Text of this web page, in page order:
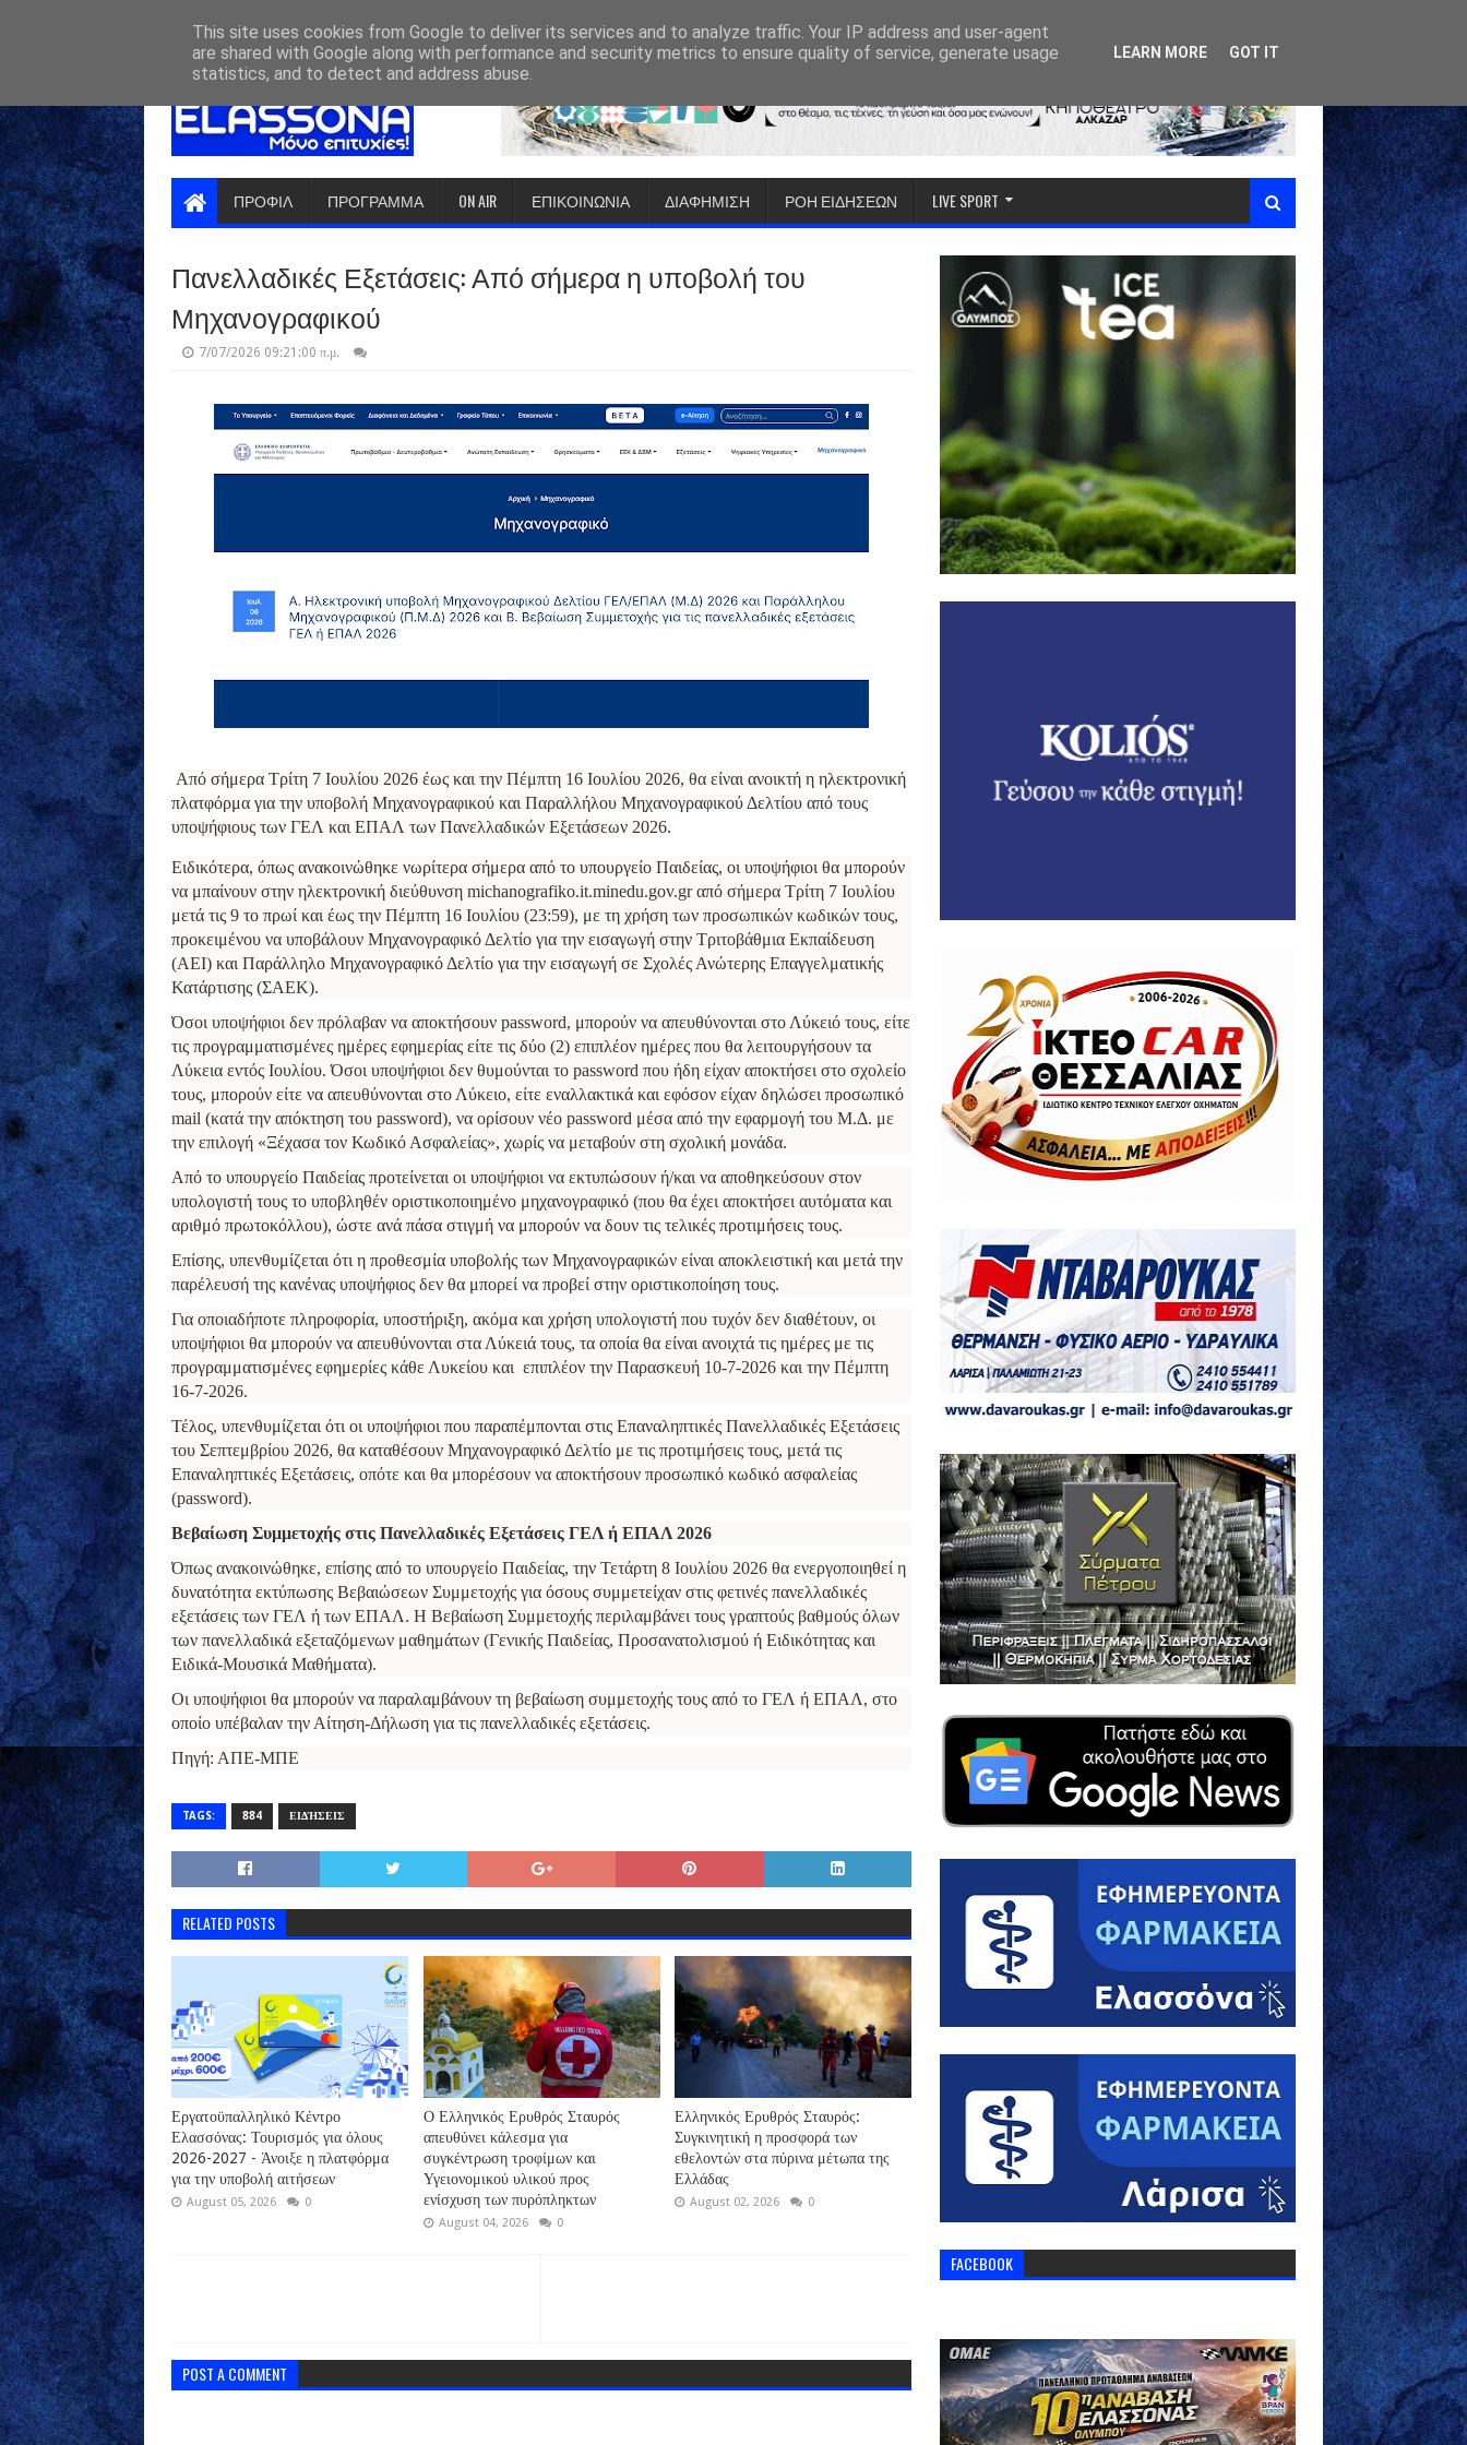
ΠΡΟΦΙΛ ΠΡΟΓΡΑΜΜΑ ON AIR ΕΠΙΚΟΙΝΩΝΙΑ ΔΙΑΦΗΜΙΣΗ ΡΟΗ ΕΙΔΗΣΕΩΝ LIVE SPORT
Πανελλαδικές Εξετάσεις: Από σήμερα η υποβολή του
Μηχανογραφικού
7/07/2026 09:21:00 π.μ.
Από σήμερα Τρίτη 7 Ιουλίου 2026 έως και την Πέμπτη 16 Ιουλίου 2026, θα είναι ανοικτή η ηλεκτρονική
πλατφόρμα για την υποβολή Μηχανογραφικού και Παραλλήλου Μηχανογραφικού Δελτίου από τους
υποψήφιους των ΓΕΛ και ΕΠΑΛ των Πανελλαδικών Εξετάσεων 2026.
Ειδικότερα, όπως ανακοινώθηκε νωρίτερα σήμερα από το υπουργείο Παιδείας, οι υποψήφιοι θα μπορούν
να μπαίνουν στην ηλεκτρονική διεύθυνση michanografiko.it.minedu.gov.gr από σήμερα Τρίτη 7 Ιουλίου
μετά τις 9 το πρωί και έως την Πέμπτη 16 Ιουλίου (23:59), με τη χρήση των προσωπικών κωδικών τους,
προκειμένου να υποβάλουν Μηχανογραφικό Δελτίο για την εισαγωγή στην Τριτοβάθμια Εκπαίδευση
(ΑΕΙ) και Παράλληλο Μηχανογραφικό Δελτίο για την εισαγωγή σε Σχολές Ανώτερης Επαγγελματικής
Κατάρτισης (ΣΑΕΚ).
Όσοι υποψήφιοι δεν πρόλαβαν να αποκτήσουν password, μπορούν να απευθύνονται στο Λύκειό τους, είτε
τις προγραμματισμένες ημέρες εφημερίας είτε τις δύο (2) επιπλέον ημέρες που θα λειτουργήσουν τα
Λύκεια εντός Ιουλίου. Όσοι υποψήφιοι δεν θυμούνται το password που ήδη είχαν αποκτήσει στο σχολείο
τους, μπορούν είτε να απευθύνονται στο Λύκειο, είτε εναλλακτικά και εφόσον είχαν δηλώσει προσωπικό
mail (κατά την απόκτηση του password), να ορίσουν νέο password μέσα από την εφαρμογή του Μ.Δ. με
την επιλογή «Ξέχασα τον Κωδικό Ασφαλείας», χωρίς να μεταβούν στη σχολική μονάδα.
Από το υπουργείο Παιδείας προτείνεται οι υποψήφιοι να εκτυπώσουν ή/και να αποθηκεύσουν στον
υπολογιστή τους το υποβληθέν οριστικοποιημένο μηχανογραφικό (που θα έχει αποκτήσει αυτόματα και
αριθμό πρωτοκόλλου), ώστε ανά πάσα στιγμή να μπορούν να δουν τις τελικές προτιμήσεις τους.
Επίσης, υπενθυμίζεται ότι η προθεσμία υποβολής των Μηχανογραφικών είναι αποκλειστική και μετά την
παρέλευσή της κανένας υποψήφιος δεν θα μπορεί να προβεί στην οριστικοποίηση τους.
Για οποιαδήποτε πληροφορία, υποστήριξη, ακόμα και χρήση υπολογιστή που τυχόν δεν διαθέτουν, οι
υποψήφιοι θα μπορούν να απευθύνονται στα Λύκειά τους, τα οποία θα είναι ανοιχτά τις ημέρες με τις
προγραμματισμένες εφημερίες κάθε Λυκείου και επιπλέον την Παρασκευή 10-7-2026 και την Πέμπτη
16-7-2026.
Τέλος, υπενθυμίζεται ότι οι υποψήφιοι που παραπέμπονται στις Επαναληπτικές Πανελλαδικές Εξετάσεις
του Σεπτεμβρίου 2026, θα καταθέσουν Μηχανογραφικό Δελτίο με τις προτιμήσεις τους, μετά τις
Επαναληπτικές Εξετάσεις, οπότε και θα μπορέσουν να αποκτήσουν προσωπικό κωδικό ασφαλείας
(password).
Βεβαίωση Συμμετοχής στις Πανελλαδικές Εξετάσεις ΓΕΛ ή ΕΠΑΛ 2026
Όπως ανακοινώθηκε, επίσης από το υπουργείο Παιδείας, την Τετάρτη 8 Ιουλίου 2026 θα ενεργοποιηθεί η
δυνατότητα εκτύπωσης Βεβαιώσεων Συμμετοχής για όσους συμμετείχαν στις φετινές πανελλαδικές
εξετάσεις των ΓΕΛ ή των ΕΠΑΛ. Η Βεβαίωση Συμμετοχής περιλαμβάνει τους γραπτούς βαθμούς όλων
των πανελλαδικά εξεταζόμενων μαθημάτων (Γενικής Παιδείας, Προσανατολισμού ή Ειδικότητας και
Ειδικά-Μουσικά Μαθήματα).
Οι υποψήφιοι θα μπορούν να παραλαμβάνουν τη βεβαίωση συμμετοχής τους από το ΓΕΛ ή ΕΠΑΛ, στο
οποίο υπέβαλαν την Αίτηση-Δήλωση για τις πανελλαδικές εξετάσεις.
Πηγή: ΑΠΕ-ΜΠΕ
TAGS: 884 ΕΙΔΉΣΕΙΣ
RELATED POSTS
Εργατοϋπαλληλικό Κέντρο
Ελασσόνας: Τουρισμός για όλους
2026-2027 - Άνοιξε η πλατφόρμα
για την υποβολή αιτήσεων
August 05, 2026 0
Ο Ελληνικός Ερυθρός Σταυρός
απευθύνει κάλεσμα για
συγκέντρωση τροφίμων και
Υγειονομικού υλικού προς
ενίσχυση των πυρόπληκτων
August 04, 2026 0
Ελληνικός Ερυθρός Σταυρός:
Συγκινητική η προσφορά των
εθελοντών στα πύρινα μέτωπα της
Ελλάδας
August 02, 2026 0
POST A COMMENT
FACEBOOK
This site uses cookies from Google to deliver its services and to analyze traffic. Your IP address and user-agent
are shared with Google along with performance and security metrics to ensure quality of service, generate usage
statistics, and to detect and address abuse.
LEARN MORE GOT IT